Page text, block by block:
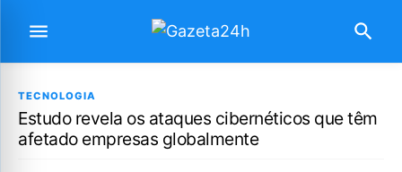
TECNOLOGIA
Estudo revela os ataques cibernéticos que têm
afetado empresas globalmente